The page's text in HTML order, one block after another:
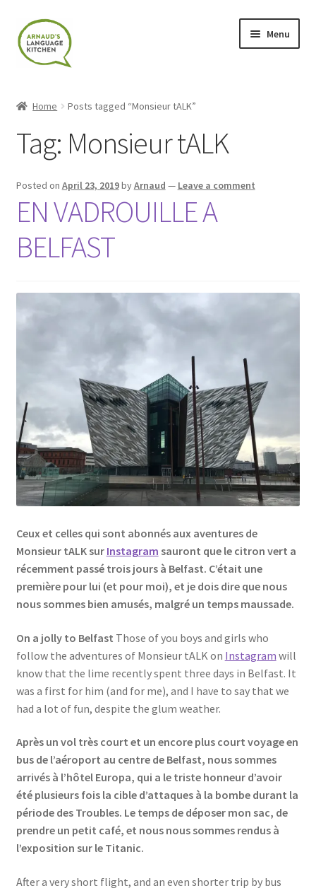
Skip
to
navigation
Skip
to
content
Menu
Checkout
Contact Me
Privacy Policy
Privacy Tools
Private Tuition
Shop
Terms and Conditions
Categories
Events
Locations
Private
Home Posts tagged “Monsieur tALK”
Tag: Monsieur tALK
Posted on April 23, 2019byArnaud — Leave a comment
EN VADROUILLE A
BELFAST
Ceux et celles qui sont abonnés aux aventures de
Monsieur tALK sur Instagram sauront que le citron vert a
récemment passé trois jours à Belfast. C’était une
première pour lui (et pour moi), et je dois dire que nous
nous sommes bien amusés, malgré un temps maussade.
On a jolly to Belfast Those of you boys and girls who
follow the adventures of Monsieur tALK on Instagram will
know that the lime recently spent three days in Belfast. It
was a first for him (and for me), and I have to say that we
had a lot of fun, despite the glum weather.
Après un vol très court et un encore plus court voyage en
bus de l’aéroport au centre de Belfast, nous sommes
arrivés à l’hôtel Europa, qui a le triste honneur d’avoir
été plusieurs fois la cible d’attaques à la bombe durant la
période des Troubles. Le temps de déposer mon sac, de
prendre un petit café, et nous nous sommes rendus à
l’exposition sur le Titanic.
After a very short flight, and an even shorter trip by bus